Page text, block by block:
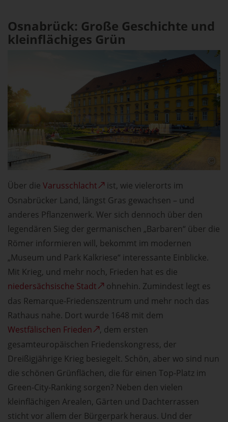
Osnabrück: Große Geschichte und
kleinflächiges Grün
Über die Varusschlacht
ist, wie vielerorts im
Osnabrücker Land, längst Gras gewachsen – und
anderes Pflanzenwerk. Wer sich dennoch über den
legendären Sieg der germanischen „Barbaren“ über die
Römer informieren will, bekommt im modernen
„Museum und Park Kalkriese“ interessante Einblicke.
Mit Krieg, und mehr noch, Frieden hat es die
niedersächsische Stadt
ohnehin. Zumindest legt es
das Remarque-Friedenszentrum und mehr noch das
Rathaus nahe. Dort wurde 1648 mit dem
Westfälischen Frieden
, dem ersten
gesamteuropäischen Friedenskongress, der
Dreißigjährige Krieg besiegelt. Schön, aber wo sind nun
die schönen Grünflächen, die für einen Top-Platz im
Green-City-Ranking sorgen? Neben den vielen
kleinflächigen Arealen, Gärten und Dachterrassen
sticht vor allem der Bürgerpark heraus. Und der